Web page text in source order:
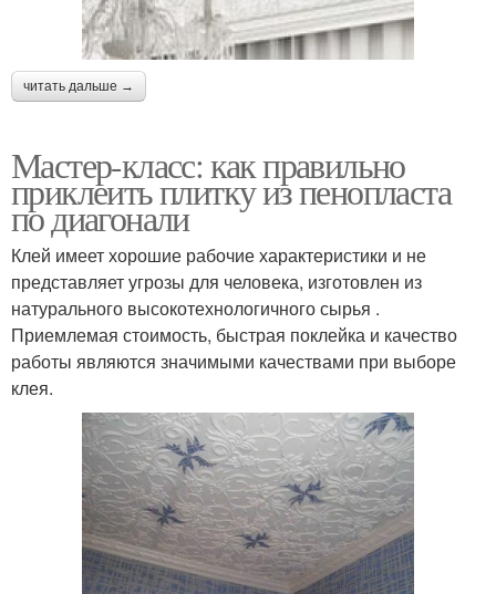
читать дальше →
Мастер-класс: как правильно
приклеить плитку из пенопласта
по диагонали
Клей имеет хорошие рабочие характеристики и не
представляет угрозы для человека, изготовлен из
натурального высокотехнологичного сырья .
Приемлемая стоимость, быстрая поклейка и качество
работы являются значимыми качествами при выборе
клея.